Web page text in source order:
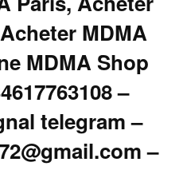
MDMA
MDMA Shop
–
telegram –
–